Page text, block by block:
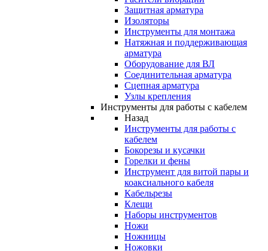
Защитная арматура
Изоляторы
Инструменты для монтажа
Натяжная и поддерживающая
арматура
Оборудование для ВЛ
Соединительная арматура
Сцепная арматура
Узлы крепления
Инструменты для работы с кабелем
Назад
Инструменты для работы с
кабелем
Бокорезы и кусачки
Горелки и фены
Инструмент для витой пары и
коаксиального кабеля
Кабельрезы
Клещи
Наборы инструментов
Ножи
Ножницы
Ножовки